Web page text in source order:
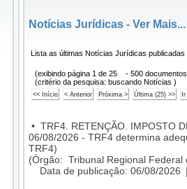
Notícias Jurídicas - Ver Mais...
Lista as últimas Notícias Jurídicas publicadas
(exibindo página 1 de 25 - 500
(critério da pesquisa: buscando Notícias )
• TRF4. RETENÇÃO. IMPOSTO
06/08/2026 - TRF4 determina
TRF4)
(Órgão: Tribunal Regional Federal
Data de publicação: 06/08/2026